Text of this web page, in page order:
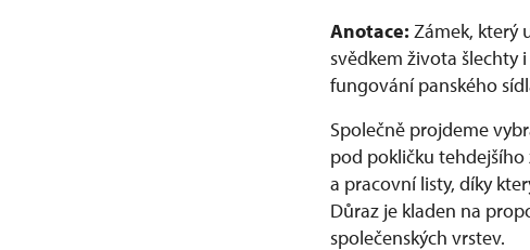
Anotace: Zámek, který
svědkem života šlechty
fungování panského
Společně projdeme
pod pokličku
a pracovní listy, díky
Důraz je kladen na
společenských vrstev.